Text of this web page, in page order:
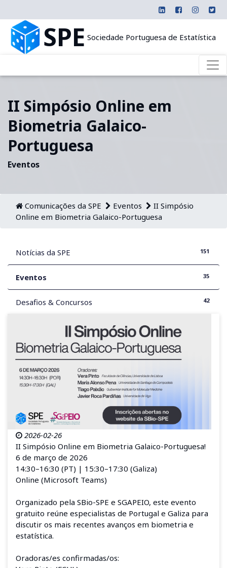
SPE Sociedade Portuguesa de Estatística
II Simpósio Online em
Biometria Galaico-
Portuguesa
Eventos
Comunicações da SPE Eventos
II Simpósio
Online em Biometria Galaico-Portuguesa
Notícias da SPE 151
Eventos 35
Desafios & Concursos 42
2026-02-26
II Simpósio Online em Biometria Galaico-Portuguesa!
6 de março de 2026
14:30–16:30 (PT) | 15:30–17:30 (Galiza)
Online (Microsoft Teams)
Organizado pela SBio-SPE e SGAPEIO, este evento
gratuito reúne especialistas de Portugal e Galiza para
discutir os mais recentes avanços em biometria e
estatística.
Oradoras/es confirmadas/os: